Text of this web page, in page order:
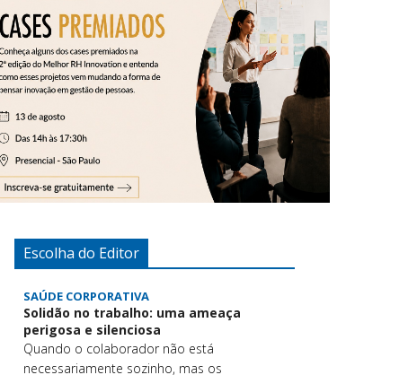
Escolha do Editor
SAÚDE CORPORATIVA
Solidão no trabalho: uma ameaça
perigosa e silenciosa
Quando o colaborador não está
necessariamente sozinho, mas os